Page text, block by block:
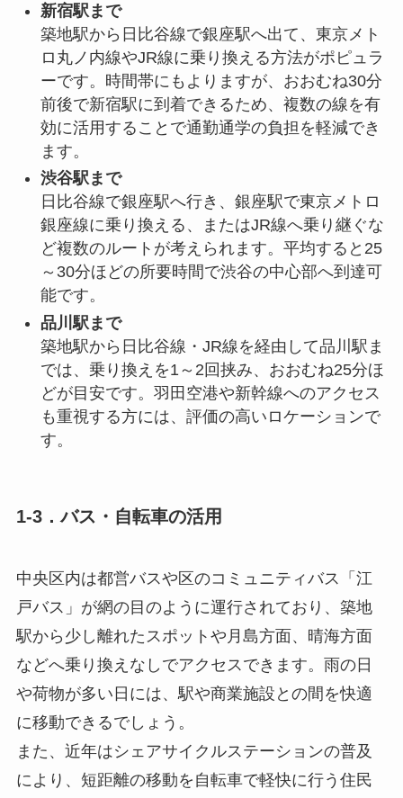
新宿駅まで
築地駅から日比谷線で銀座駅へ出て、東京メト
ロ丸ノ内線やJR線に乗り換える方法がポピュラ
ーです。時間帯にもよりますが、おおむね30分
前後で新宿駅に到着できるため、複数の線を有
効に活用することで通勤通学の負担を軽減でき
ます。
渋谷駅まで
日比谷線で銀座駅へ行き、銀座駅で東京メトロ
銀座線に乗り換える、またはJR線へ乗り継ぐな
ど複数のルートが考えられます。平均すると25
～30分ほどの所要時間で渋谷の中心部へ到達可
能です。
品川駅まで
築地駅から日比谷線・JR線を経由して品川駅ま
では、乗り換えを1～2回挟み、おおむね25分ほ
どが目安です。羽田空港や新幹線へのアクセス
も重視する方には、評価の高いロケーションで
す。
1-3．バス・自転車の活用
中央区内は都営バスや区のコミュニティバス「江
戸バス」が網の目のように運行されており、築地
駅から少し離れたスポットや月島方面、晴海方面
などへ乗り換えなしでアクセスできます。雨の日
や荷物が多い日には、駅や商業施設との間を快適
に移動できるでしょう。
また、近年はシェアサイクルステーションの普及
により、短距離の移動を自転車で軽快に行う住民